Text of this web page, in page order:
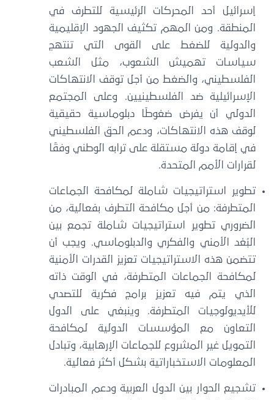
إسرائيل أحد المحركات الرئيسية للتطرف في
المنطقة. ومن المهم تكثيف الجهود الإقليمية
والدولية للضغط على القوى التي تنتهج
سياسات تهميش الشعوب، مثل الشعب
الفلسطيني، والضغط من أجل توقف الانتهاكات
الإسرائيلية ضد الفلسطينيين. وعلى المجتمع
الدولي أن يفرض ضغوطًا دبلوماسية حقيقية
لوقف هذه الانتهاكات، ودعم الحق الفلسطيني
في إقامة دولة مستقلة على ترابه الوطني وفقًا
لقرارات الأمم المتحدة.
تطوير استراتيجيات شاملة لمكافحة الجماعات
المتطرفة: من أجل مكافحة التطرف بفعالية، من
الضروري تطوير استراتيجيات شاملة تجمع بين
البُعْد الأمني والفكري والدبلوماسي. ويجب أن
تتضمن هذه الاستراتيجيات تعزيز القدرات الأمنية
لمكافحة الجماعات المتطرفة، في الوقت ذاته
الذي يتم فيه تعزيز برامج فكرية للتصدي
للأيديولوجيات المتطرفة. وينبغي على الدول
التعاون مع المؤسسات الدولية لمكافحة
التمويل غير المشروع للجماعات الإرهابية، وتبادل
المعلومات الاستخباراتية بشكل أكثر فعالية.
تشجيع الحوار بين الدول العربية ودعم المبادرات